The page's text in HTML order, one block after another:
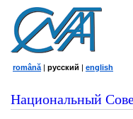
română | русский | english
Национальный